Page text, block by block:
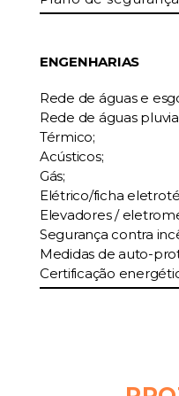
ENGENHARIAS
Rede de águas e
Rede de águas
Térmico;
Acústicos;
Gás;
Elétrico/ficha
Elevadores /
Segurança contra
Medidas de auto-
Certificação